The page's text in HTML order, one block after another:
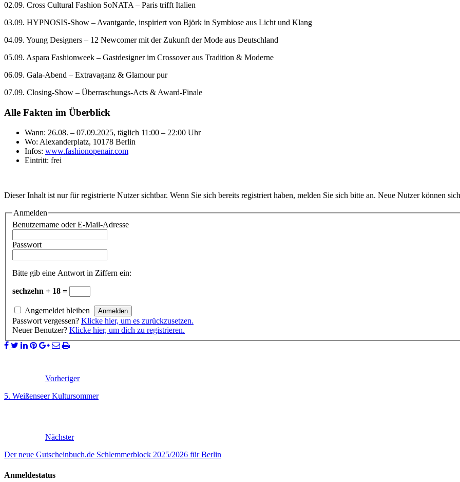
02.09. Cross Cultural Fashion SoNATA – Paris trifft Italien
03.09. HYPNOSIS-Show – Avantgarde, inspiriert von Björk in Symbiose aus Licht und Klang
04.09. Young Designers – 12 Newcomer mit der Zukunft der Mode aus Deutschland
05.09. Aspara Fashionweek – Gastdesigner im Crossover aus Tradition & Moderne
06.09. Gala-Abend – Extravaganz & Glamour pur
07.09. Closing-Show – Überraschungs-Acts & Award-Finale
Alle Fakten im Überblick
Wann: 26.08. – 07.09.2025, täglich 11:00 – 22:00 Uhr
Wo: Alexanderplatz, 10178 Berlin
Infos: www.fashionopenair.com
Eintritt: frei
Dieser Inhalt ist nur für registrierte Nutzer sichtbar. Wenn Sie sich bereits registriert haben, melden Sie sich bitte an. Neue Nutzer können
Anmelden
Benutzername oder E-Mail-Adresse
Passwort
Bitte gib eine Antwort in Ziffern ein:
sechzehn + 18 =
Angemeldet bleiben
Passwort vergessen? Klicke hier, um es zurückzusetzen.
Neuer Benutzer? Klicke hier, um dich zu registrieren.
Vorheriger
5. Weißenseer Kultursommer
Nächster
Der neue Gutscheinbuch.de Schlemmerblock 2025/2026 für Berlin
Anmeldestatus